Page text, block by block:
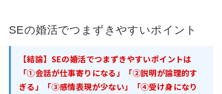
SEの婚活でつまずきやすいポイント
【結論】SEの婚活でつまずきやすいポイントは
「①会話が仕事寄りになる」「②説明が論理的す
ぎる」「③感情表現が少ない」「④受け身になり